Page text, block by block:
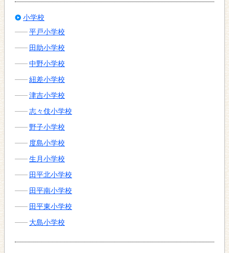
小学校
平戸小学校
田助小学校
中野小学校
紐差小学校
津吉小学校
志々伎小学校
野子小学校
度島小学校
生月小学校
田平北小学校
田平南小学校
田平東小学校
大島小学校